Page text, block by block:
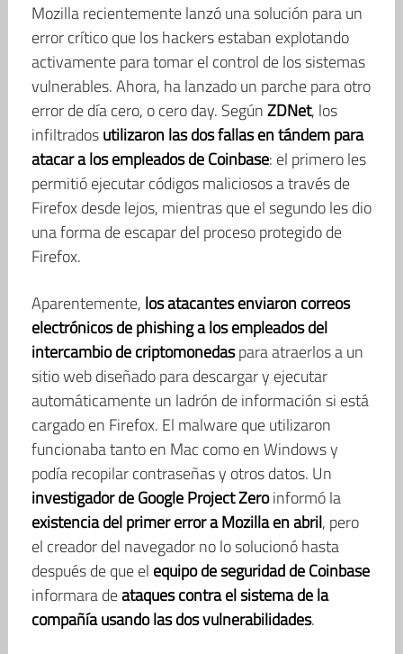
Mozilla recientemente lanzó una solución para un
error crítico que los hackers estaban explotando
activamente para tomar el control de los sistemas
vulnerables. Ahora, ha lanzado un parche para otro
error de día cero, o cero day. SegúnZDNet, los
infiltradosutilizaron las dos fallas en tándem para
atacar a los empleados de Coinbase: el primero les
permitió ejecutar códigos maliciosos a través de
Firefox desde lejos, mientras que el segundo les dio
una forma de escapar del proceso protegido de
Firefox.
Aparentemente, los atacantes enviaron correos
electrónicos de phishing a los empleados del
intercambio de criptomonedaspara atraerlos a un
sitio web diseñado para descargar y ejecutar
automáticamente un ladrón de información si está
cargado en Firefox. El malware que utilizaron
funcionaba tanto en Mac como en Windows y
podía recopilar contraseñas y otros datos. Un
investigador de Google Project Zeroinformó la
existencia del primer error a Mozilla en abril, pero
el creador del navegador no lo solucionó hasta
después de que el equipo de seguridad de Coinbase
informara deataques contra el sistema de la
compañía usando las dos vulnerabilidades.